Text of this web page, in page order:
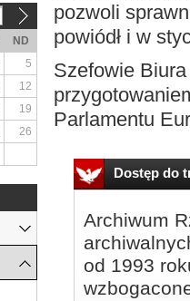
pozwoli
powiódł i w
Szefowie
Parlamentu
Dostęp do
Archiwum
od 1993
ND
5
12
19
26